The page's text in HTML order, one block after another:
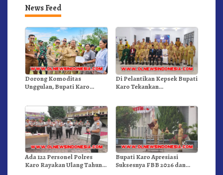
News Feed
Dorong Komoditas
Unggulan, Bupati Karo
Di Pelantikan Kepsek Bupati
Karo Tekankan
Ada 122 Personel Polres
Karo Rayakan Ulang Tahun
Bupati Karo Apresiasi
Suksesnya FBB 2026 dan